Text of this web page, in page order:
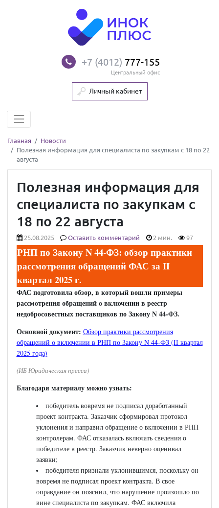
+7 (4012) 777-155
Центральный офис
Личный кабинет
Главная
Новости
Полезная информация для специалиста по закупкам с 18 по 22
августа
Полезная информация для
специалиста по закупкам с
18 по 22 августа
25.08.2025 Оставить комментарий 2 мин. 97
РНП по Закону N 44-ФЗ: обзор практики
рассмотрения обращений ФАС за II
квартал 2025 г.
ФАС подготовила обзор, в который вошли примеры
рассмотрения обращений о включении в реестр
недобросовестных поставщиков по Закону N 44-ФЗ.
Основной документ: Обзор практики рассмотрения
обращений о включении в РНП по Закону N 44-ФЗ (II квартал
2025 года)
(ИБ Юридическая пресса)
Благодаря материалу можно узнать:
победитель вовремя не подписал доработанный
проект контракта. Заказчик сформировал протокол
уклонения и направил обращение о включении в РНП
контролерам. ФАС отказалась включать сведения о
победителе в реестр. Заказчик неверно оценивал
заявки;
победителя признали уклонившимся, поскольку он
вовремя не подписал проект контракта. В свое
оправдание он пояснил, что нарушение произошло по
вине специалиста по закупкам. ФАС включила